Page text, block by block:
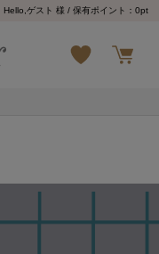
Hello,ゲスト 様 / 保有ポイント：0pt